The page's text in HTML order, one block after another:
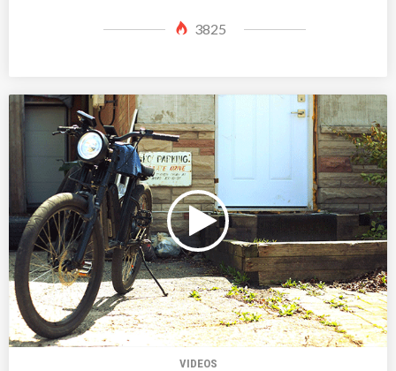
3825
VIDEOS